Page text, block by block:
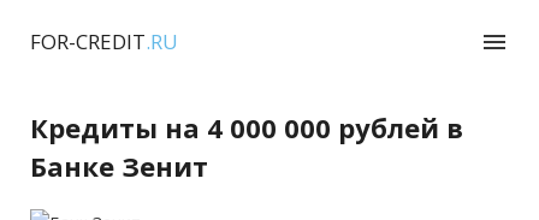
FOR-CREDIT.RU menu
Кредиты на 4 000 000 рублей в
Банке Зенит